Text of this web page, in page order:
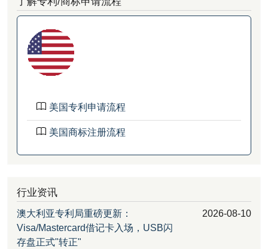
美国专利申请流程
美国商标注册流程
行业资讯
澳大利亚专利局重磅更新：
Visa/Mastercard借记卡入场，USB闪
存盘正式"转正"
2026-08-10